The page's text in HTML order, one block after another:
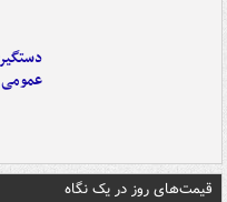
عمومی
قیمت‌های روز در یک نگاه